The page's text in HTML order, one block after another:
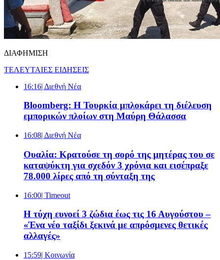
ΔΙΑΦΗΜΙΣΗ
ΤΕΛΕΥΤΑΙΕΣ ΕΙΔΗΣΕΙΣ
16:16| Διεθνή Νέα
Bloomberg: Η Τουρκία μπλοκάρει τη διέλευση
εμπορικών πλοίων στη Μαύρη Θάλασσα
16:08| Διεθνή Νέα
Ουαλία: Κρατούσε τη σορό της μητέρας του σε
καταψύκτη για σχεδόν 3 χρόνια και εισέπραξε
78.000 λίρες από τη σύνταξη της
16:00| Timeout
Η τύχη ευνοεί 3 ζώδια έως τις 16 Αυγούστου –
«Ένα νέο ταξίδι ξεκινά με απρόσμενες θετικές
αλλαγές»
15:59| Κοινωνία